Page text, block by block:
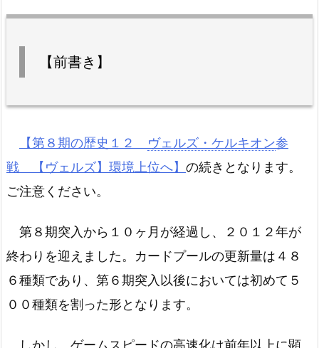
【前書き】
【第８期の歴史１２ ヴェルズ・ケルキオン参
戦 【ヴェルズ】環境上位へ】 の続きとなります。
ご注意ください。
第８期突入から１０ヶ月が経過し、２０１２年が
終わりを迎えました。カードプールの更新量は４８
６種類であり、第６期突入以後においては初めて５
００種類を割った形となります。